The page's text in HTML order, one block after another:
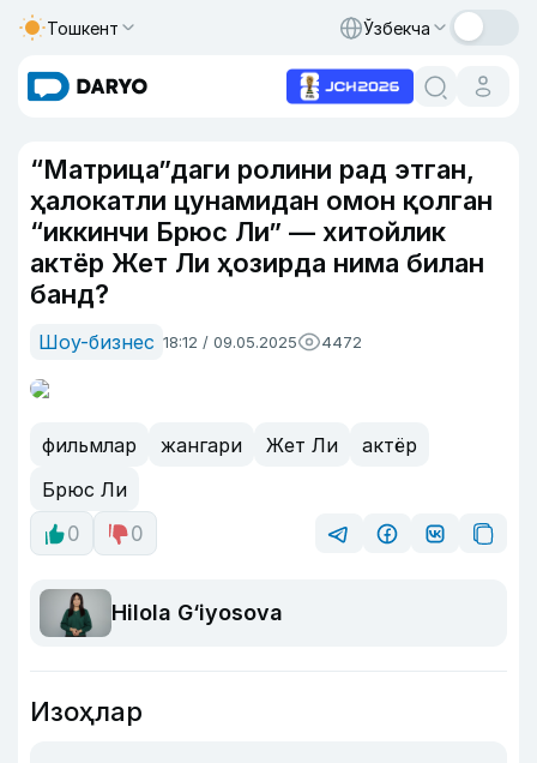
Тошкент Ўзбекча
“Матрица”даги ролини рад этган,
ҳалокатли цунамидан омон қолган
“иккинчи Брюс Ли” — хитойлик
актёр Жет Ли ҳозирда нима билан
банд?
Шоу-бизнес 18:12 / 09.05.2025 4472
фильмлар жангари Жет Ли
актёр
Брюс Ли
0
0
Hilola G‘iyosova
Изоҳлар